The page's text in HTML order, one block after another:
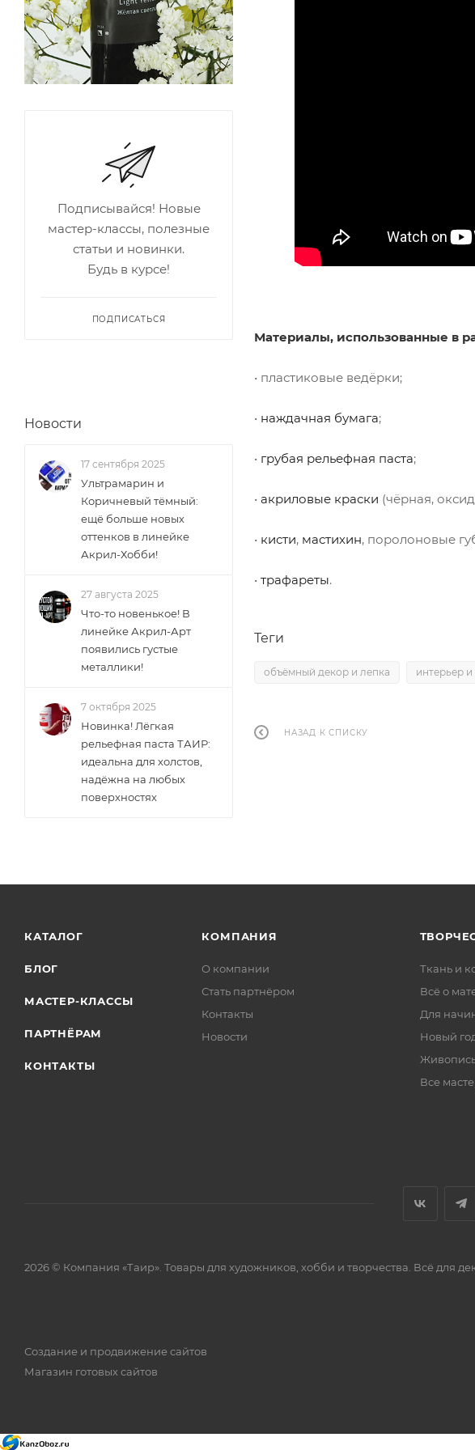
Материалы, использованные в
• пластиковые ведёрки;
• наждачная бумага;
• грубая рельефная паста;
• акриловые краски (чёрная,
• кисти, мастихин, поролоновые
• трафареты.
Теги
объёмный декор и лепка интерьер
НАЗАД К СПИСКУ
Подписывайся! Новые
мастер-классы, полезные
статьи и новинки.
Будь в курсе!
ПОДПИСАТЬСЯ
Новости
17 сентября 2025
Ультрамарин и
Коричневый тёмный:
ещё больше новых
оттенков в линейке
Акрил-Хобби!
27 августа 2025
Что-то новенькое! В
линейке Акрил-Арт
появились густые
металлики!
7 октября 2025
Новинка! Лёгкая
рельефная паста ТАИР:
идеальна для холстов,
надёжна на любых
поверхностях
КАТАЛОГ
БЛОГ
МАСТЕР-КЛАССЫ
ПАРТНЁРАМ
КОНТАКТЫ
КОМПАНИЯ
О компании
Стать партнёром
Контакты
Новости
Ткань и
Всё о
Для
Новый
Все
2026 © Компания «Таир». Товары для художников, хобби и творчества. Всё для
Создание и продвижение сайтов
Магазин готовых сайтов